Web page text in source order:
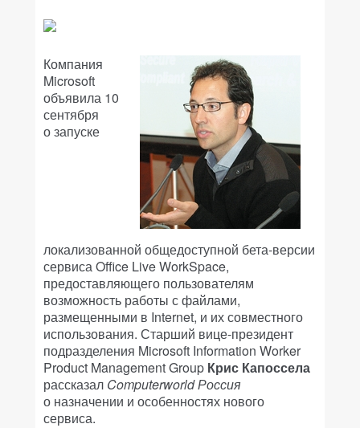
Компания
Microsoft
объявила 10
сентября
о запуске
локализованной общедоступной бета-версии
сервиса Office Live WorkSpace,
предоставляющего пользователям
возможность работы с файлами,
размещенными в Internet, и их совместного
использования. Старший вице-президент
подразделения Microsoft Information Worker
Product Management Group Крис Капоссела
рассказал Computerworld Россия
о назначении и особенностях нового
сервиса.